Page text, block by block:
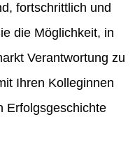
fortschrittlich und
die Möglichkeit, in
Verantwortung zu
Ihren Kolleginnen
Erfolgsgeschichte